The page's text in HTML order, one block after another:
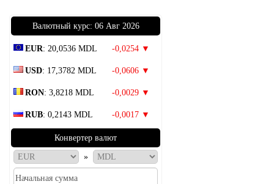
Bалютный курс: 06 Авг 2026
EUR: 20,0536 MDL -0,0254 ▼
USD: 17,3782 MDL -0,0606 ▼
RON: 3,8218 MDL -0,0029 ▼
RUB: 0,2143 MDL -0,0017 ▼
Конвертер валют
»